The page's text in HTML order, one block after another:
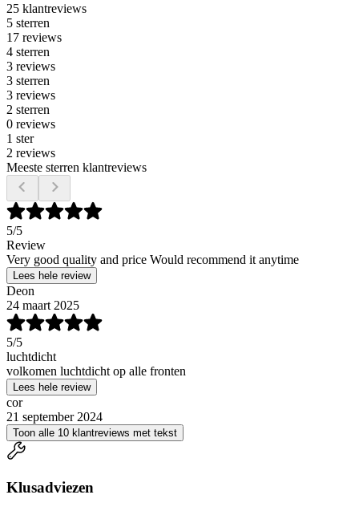
25 klantreviews
5 sterren
17 reviews
4 sterren
3 reviews
3 sterren
3 reviews
2 sterren
0 reviews
1 ster
2 reviews
Meeste sterren klantreviews
5/5
Review
Very good quality and price Would recommend it anytime
Lees hele review
Deon
24 maart 2025
5/5
luchtdicht
volkomen luchtdicht op alle fronten
Lees hele review
cor
21 september 2024
Toon alle 10 klantreviews met tekst
Klusadviezen